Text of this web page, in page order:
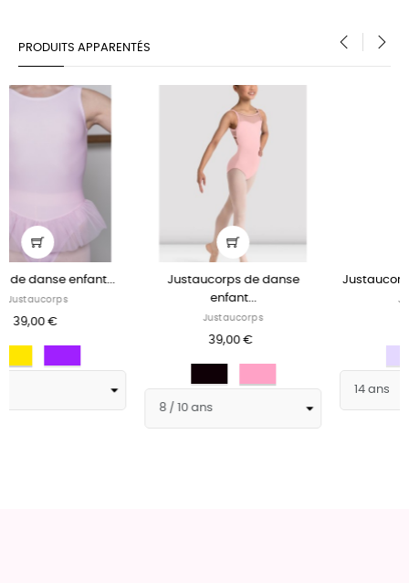
PRODUITS APPARENTÉS
danse
Justaucorps de danse 9634...
Justaucorps
58,00 €
Justaucorps Ballet